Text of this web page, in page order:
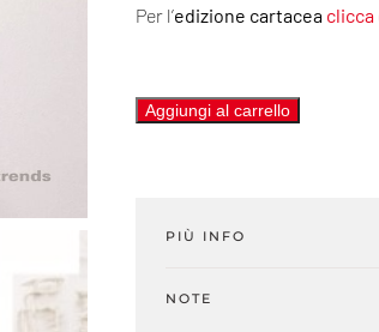
Per l’edizione cartacea clicca
Feel
2025.26
Aggiungi al carrello
PIÙ INFO
NOTE